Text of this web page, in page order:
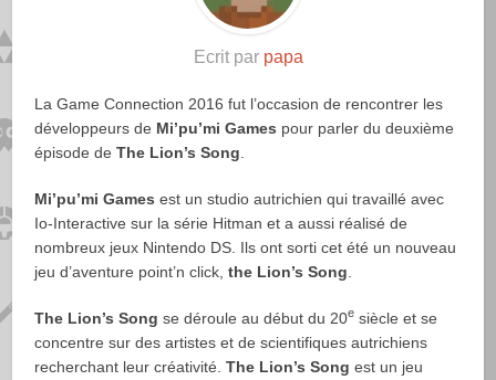
Ecrit par papa
La Game Connection 2016 fut l’occasion de rencontrer les
développeurs de Mi’pu’mi Games pour parler du deuxième
épisode deThe Lion’s Song
Mi’pu’mi Games est un studio autrichien qui travaillé avec
Io-Interactive sur la série Hitman et a aussi réalisé de
nombreux jeux Nintendo DS. Ils ont sorti cet été un nouveau
jeu d’aventure point’n click,the Lion’s Song
The Lion’s Song se déroule au début du 20e siècle et se
concentre sur des artistes et de scientifiques autrichiens
recherchant leur créativité.The Lion’s Song est un jeu